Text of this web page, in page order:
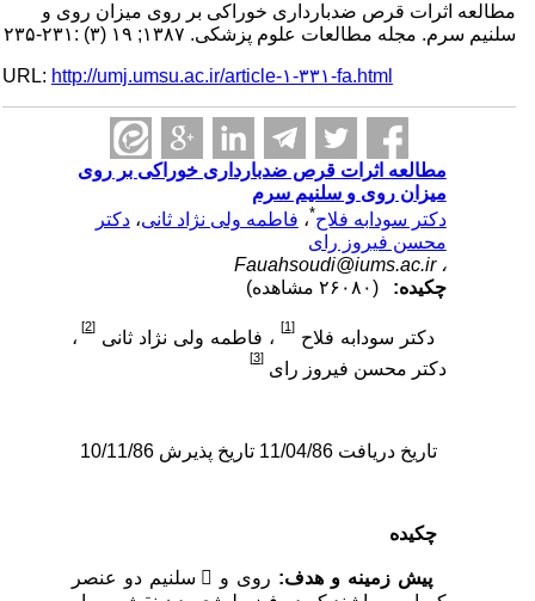
مطالعه اثرات قرص ضدبارداری خوراکی بر روی میزان روی و
سلنیم سرم. مجله مطالعات علوم پزشکی. ۱۳۸۷; ۱۹ (۳) :۲۳۱-۲۳۵
URL:http://umj.umsu.ac.ir/article-۱-۳۳۱-fa.html
مطالعه اثرات قرص ضدبارداری خوراکی بر روی
میزان روی و سلنیم سرم
دکتر سودابه فلاح*،فاطمه ولی نژاد ثانی،دکتر
محسن فیروز رای
Fauahsoudi@iums.ac.ir
چکیده:
دکتر سودابه فلاح ، فاطمه ولی نژاد ثانی
،
دکتر محسن فیروز رای
تاریخ دریافت 11/04/86 تاریخ پذیرش 10/11/86
چکیده
پیش زمینه و هدف:
روی و  سلنیم دو عنصر